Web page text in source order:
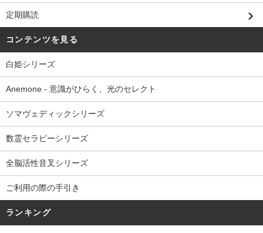
定期購読
コンテンツを見る
白姫シリーズ
Anemone - 意識がひらく、光のセレクト
ソマヴェディックシリーズ
数霊セラピーシリーズ
全脳活性音叉シリーズ
ご利用の際の手引き
ランキング